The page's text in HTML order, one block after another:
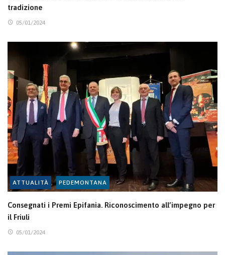
tradizione
05/01/2024
ATTUALITÀ PEDEMONTANA
Consegnati i Premi Epifania. Riconoscimento all’impegno per
il Friuli
05/01/2024